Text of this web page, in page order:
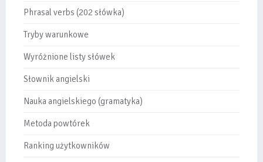
Phrasal verbs (202 słówka)
Tryby warunkowe
Wyróżnione listy słówek
Słownik angielski
Nauka angielskiego (gramatyka)
Metoda powtórek
Ranking użytkowników